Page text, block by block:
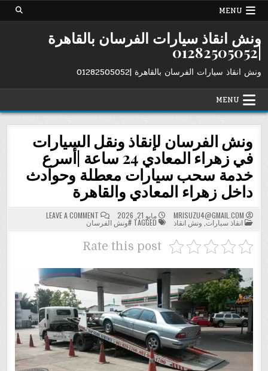
Skip
MENU
ونش انقاذ سيارات الفرسان بالقاهرة
|01282505052
ونش انقاذ سيارات الفرسان بالقاهرة |01282505052
MENU
ونش الفرسان لإنقاذ ونقل السيارات
في زهراء المعادي 24 ساعة |أسرع
خدمة سحب سيارات معطلة وحوادث
داخل زهراء المعادي والقاهرة
MRISUZU4@GMAIL.COM مايو 21, 2026 LEAVE A COMMENT
ON
ونش
الفرسان
المعادي
24
ساعة
|
أسرع
خدمة
سحب
سيارات
معطلة
وحوادث
داخل
زهراء
المعادي
والقاهرة
POSTED
IN
انقاذ سيارات ونش انقاذ #ونش الفرسان
Rate this post